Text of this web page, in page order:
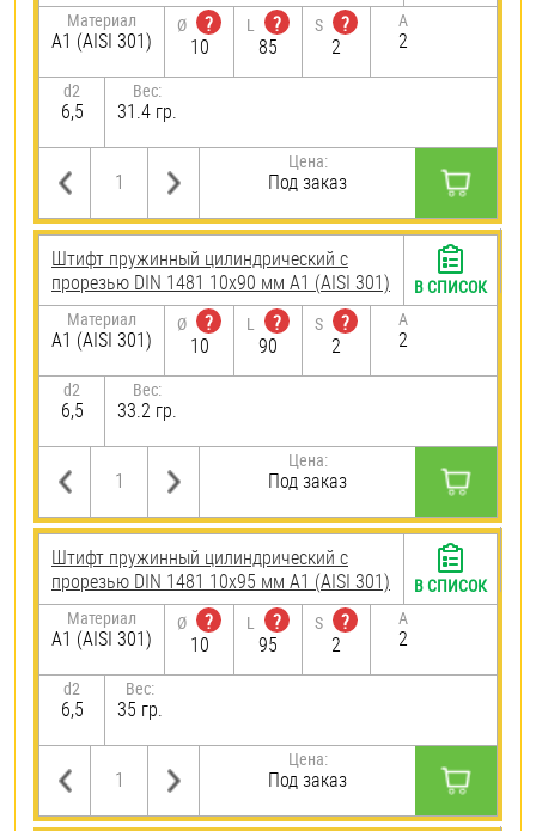
Материал
А1 (AISI 301)
Ø
?
10
L
?
85
S
?
2
A
2
d2
6,5
Вес:
31.4 гр.
Цена:
Под заказ
Штифт пружинный цилиндрический с
прорезью DIN 1481 10х90 мм А1 (AISI 301)
Материал
А1 (AISI 301)
Ø
?
10
L
?
90
S
?
2
A
2
d2
6,5
Вес:
33.2 гр.
Цена:
Под заказ
В СПИСОК
Штифт пружинный цилиндрический с
прорезью DIN 1481 10х95 мм А1 (AISI 301)
Материал
А1 (AISI 301)
Ø
?
10
L
?
95
S
?
2
A
2
d2
6,5
Вес:
35 гр.
Цена:
Под заказ
В СПИСОК